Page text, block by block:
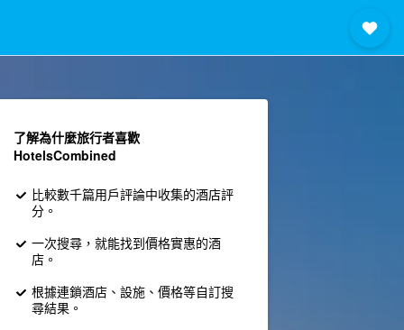
了解為什麼旅行者喜歡
HotelsCombined
比較數千篇用戶評論中收集的酒店評
分。
一次搜尋，就能找到價格實惠的酒
店。
根據連鎖酒店、設施、價格等自訂搜
尋結果。